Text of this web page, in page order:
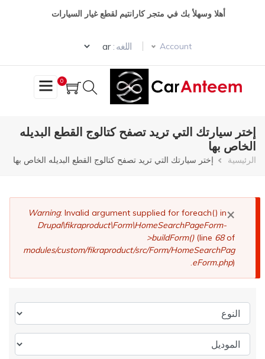
أهلا وسهلأ بك في متجر كارانتيم لقطع غيار السيارات
Account اللغه :
Select your language
0
إختر سيارتك التي تريد تصفح كتالوج القطع البديله
الخاص بها
مسار
الرئيسية إختر سيارتك التي تريد تصفح كتالوج القطع البديله الخاص بها
×
رسالة
الخطأ
Warning: Invalid argument supplied for foreach() in
Drupal\fikraproduct\Form\HomeSearchPageForm-
>buildForm()(line 68of
modules/custom/fikraproduct/src/Form/HomeSearchPag
eForm.php).
النوع
الموديل